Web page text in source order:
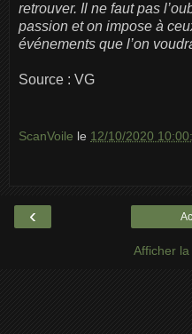
retrouver. Il ne faut pas
passion et on impose à
événements que l’on
Source : VG
ScanVoile le 12/10/2020
‹
Afficher